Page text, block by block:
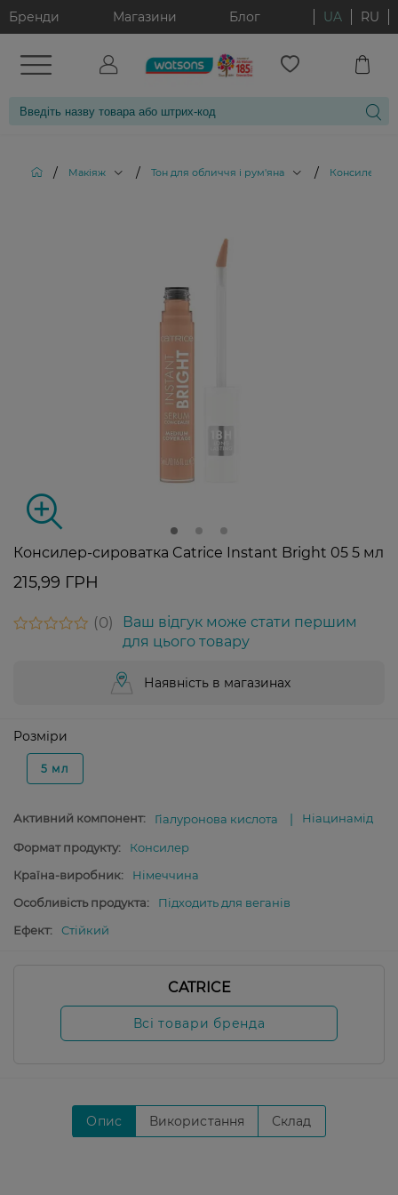
Бренди Магазини Блог UA RU
/ Макіяж / Тон для обличчя і рум'яна / Консилери
Консилер-сироватка Catrice Instant Bright 05 5 мл
215,99 ГРН
0
Ваш відгук може стати першим
для цього товару
Наявність в магазинах
Розміри
5 мл
Активний компонент: Гіалуронова кислота Ніацинамід
Формат продукту:
Консилер
Країна-виробник:
Німеччина
Особливість продукта:
Підходить для веганів
Ефект:
Стійкий
CATRICE
Всі товари бренда
Опис Використання Склад